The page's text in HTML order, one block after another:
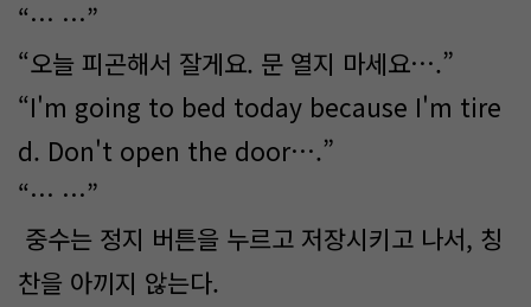
“… …”
“오늘 피곤해서 잘게요. 문 열지 마세요….”
“I'm going to bed today because I'm tire
d. Don't open the door….”
“… …”
중수는 정지 버튼을 누르고 저장시키고 나서, 칭
찬을 아끼지 않는다.